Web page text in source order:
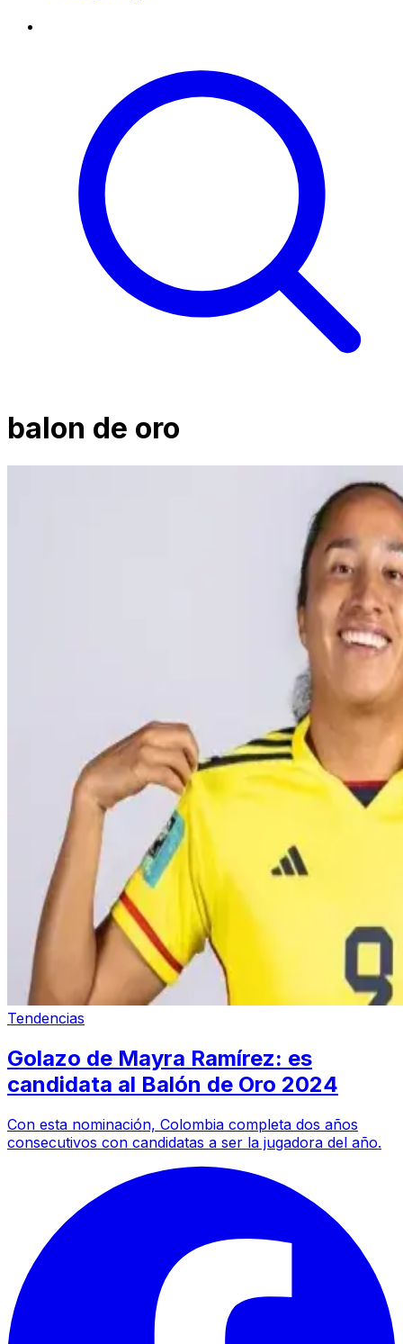
balon de oro
Tendencias
Golazo de Mayra Ramírez: es
candidata al Balón de Oro 2024
Con esta nominación, Colombia completa dos años
consecutivos con candidatas a ser la jugadora del año.